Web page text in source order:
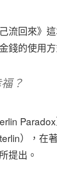
流回來》
錢的使用
？
），在
提出。